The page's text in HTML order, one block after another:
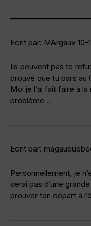
Ecrit par: MArgaux 10-
Ils peuvent pas te
prouvé que tu pars au
Moi je l’ai fait faire à
probléme ..
Ecrit par:
Personnellement, je
serai pas d’une
prouver ton départ à